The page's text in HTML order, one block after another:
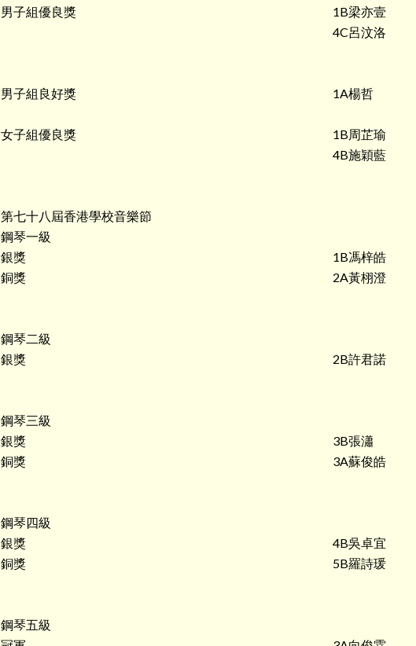
男子組優良獎
1B梁亦壹
4C呂汶洛
男子組良好獎 1A楊哲
女子組優良獎 1B周芷瑜
4B施穎藍
第七十八屆香港學校音樂節
鋼琴一級
銀獎
1B馮梓皓
銅獎
2A黃栩澄
鋼琴二級
銀獎
2B許君諾
鋼琴三級
銀獎
3B張瀟
銅獎
3A蘇俊皓
鋼琴四級
銀獎
4B吳卓宜
銅獎
5B羅詩瑗
鋼琴五級